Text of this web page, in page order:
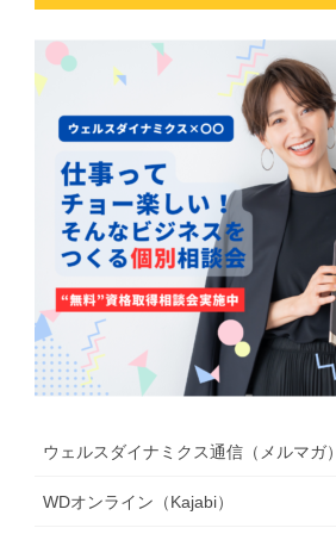
ウェルスダイナミクス通信（メルマガ）
WDオンライン（Kajabi）